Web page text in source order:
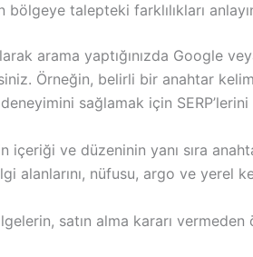
bölgeye talepteki farklılıkları
arama yaptığınızda Google
Örneğin, belirli bir anahtar
deneyimini sağlamak için
içeriği ve düzeninin yanı sıra
alanlarını, nüfusu, argo ve yerel
satın alma kararı